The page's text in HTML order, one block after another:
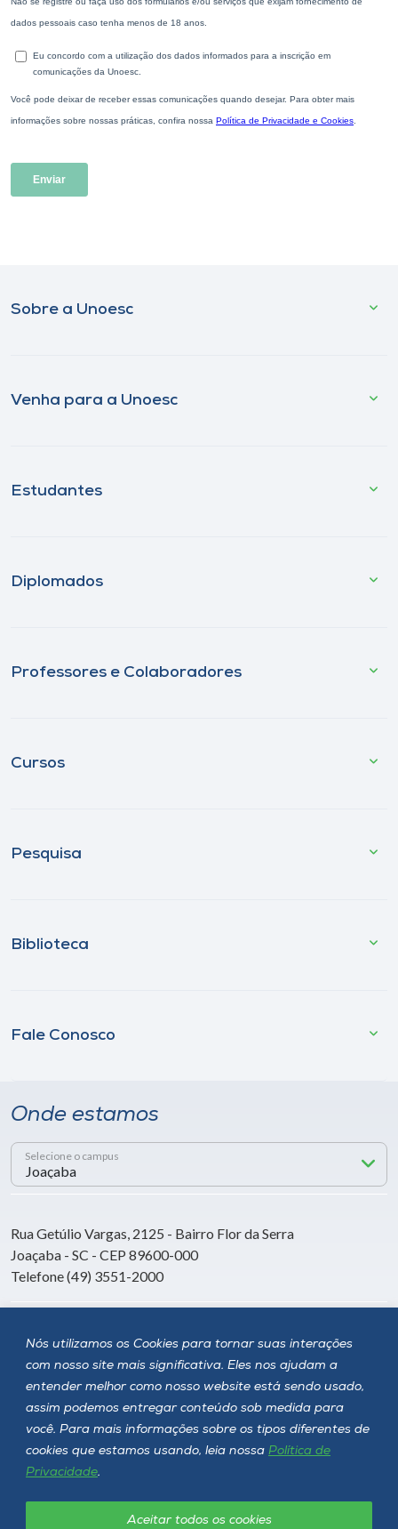
Nós utilizamos os Cookies para tornar suas interações
com nosso site mais significativa. Eles nos ajudam a
entender melhor como nosso website está sendo usado,
assim podemos entregar conteúdo sob medida para
você. Para mais informações sobre os tipos diferentes de
cookies que estamos usando, leia nossa Política de
Privacidade.
Aceitar todos os cookies
Sobre a Unoesc
Venha para a Unoesc
Estudantes
Diplomados
Professores e Colaboradores
Cursos
Pesquisa
Biblioteca
Fale Conosco
Onde estamos
Selecione o campus
Rua Getúlio Vargas, 2125 - Bairro Flor da Serra
Joaçaba - SC - CEP 89600-000
Telefone (49) 3551-2000
Siga a Unoesc